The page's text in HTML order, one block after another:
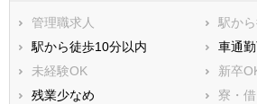
長久手市
愛知
西春日井郡豊山町
丹羽
海部郡
海部郡蟹江町
海部
管理職求人
駅か
駅から徒歩10分以内
車通
未経験OK
新卒
残業少なめ
寮・